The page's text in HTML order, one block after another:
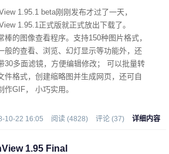
1.95.1 beta刚刚发布才过了一天，
1.95.1正式版就正式放出下载了。
棒的图像查看程序。支持150种图片格式，
般的查看、浏览、幻灯显示等功能外，还
30多面滤镜，方便编辑修改； 可以批量转
件格式，创建缩略图并生成网页，还可自
作GIF， 小巧实用。
10-22 16:05 阅读 (4828) 评论 (37) 详细内容
1.95 Final